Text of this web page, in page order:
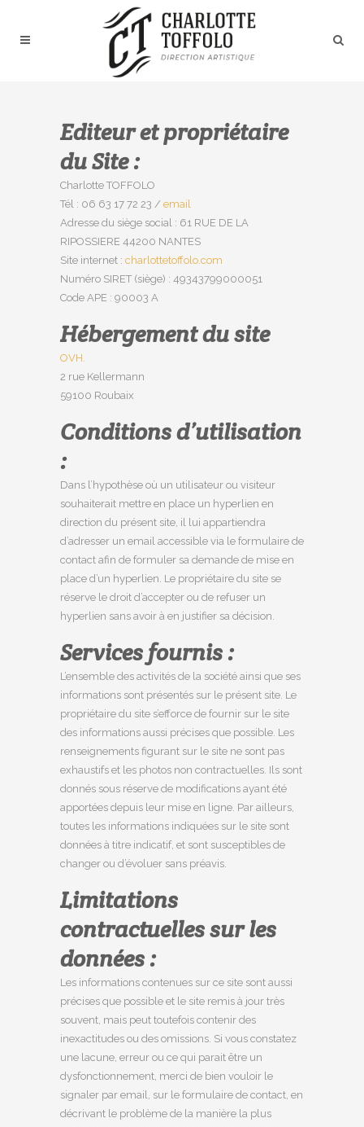
Editeur et propriétaire
du Site :
Charlotte TOFFOLO
Tél : 06 63 17 72 23 / email
Adresse du siège social : 61 RUE DE LA
RIPOSSIERE 44200 NANTES
Site internet : charlottetoffolo.com
Numéro SIRET (siège) : 49343799000051
Code APE : 90003 A
Hébergement du site
OVH.
2 rue Kellermann
59100 Roubaix
Conditions d’utilisation
:
Dans l’hypothèse où un utilisateur ou visiteur
souhaiterait mettre en place un hyperlien en
direction du présent site, il lui appartiendra
d’adresser un email accessible via le formulaire de
contact afin de formuler sa demande de mise en
place d’un hyperlien. Le propriétaire du site se
réserve le droit d’accepter ou de refuser un
hyperlien sans avoir à en justifier sa décision.
Services fournis :
L’ensemble des activités de la société ainsi que ses
informations sont présentés sur le présent site. Le
propriétaire du site s’efforce de fournir sur le site
des informations aussi précises que possible. Les
renseignements figurant sur le site ne sont pas
exhaustifs et les photos non contractuelles. Ils sont
donnés sous réserve de modifications ayant été
apportées depuis leur mise en ligne. Par ailleurs,
toutes les informations indiquées sur le site sont
données à titre indicatif, et sont susceptibles de
changer ou d’évoluer sans préavis.
Limitations
contractuelles sur les
données :
Les informations contenues sur ce site sont aussi
précises que possible et le site remis à jour très
souvent, mais peut toutefois contenir des
inexactitudes ou des omissions. Si vous constatez
une lacune, erreur ou ce qui parait être un
dysfonctionnement, merci de bien vouloir le
signaler par email, sur le formulaire de contact, en
décrivant le problème de la manière la plus